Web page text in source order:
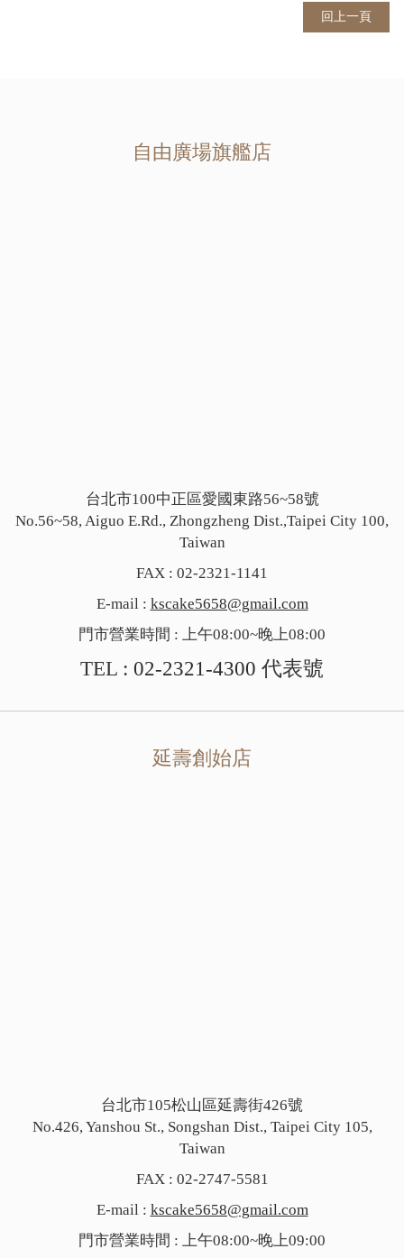
回上一頁
自由廣場旗艦店
台北市100中正區愛國東路56~58號
No.56~58, Aiguo E.Rd., Zhongzheng Dist.,Taipei City 100,
Taiwan
FAX : 02-2321-1141
E-mail : kscake5658@gmail.com
門市營業時間 : 上午08:00~晚上08:00
TEL : 02-2321-4300 代表號
延壽創始店
台北市105松山區延壽街426號
No.426, Yanshou St., Songshan Dist., Taipei City 105,
Taiwan
FAX : 02-2747-5581
E-mail : kscake5658@gmail.com
門市營業時間 : 上午08:00~晚上09:00